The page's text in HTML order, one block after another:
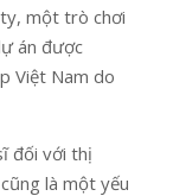
một trò chơi
án được
Việt Nam do
đối với thị
là một yếu